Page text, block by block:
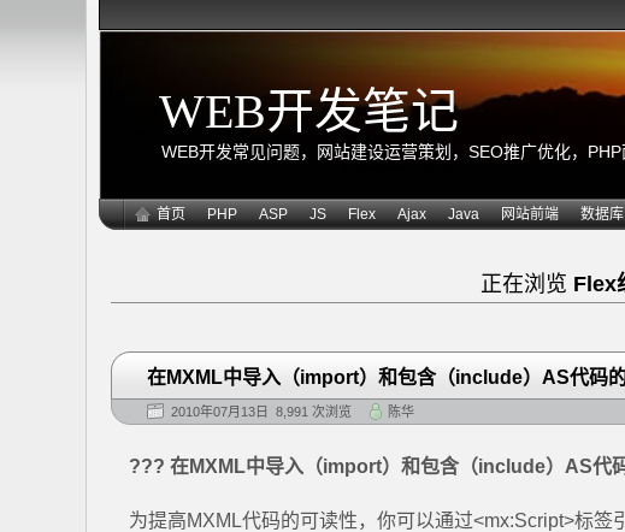
WEB开发笔记
WEB开发常见问题，网站建设运营策划，SEO推广优化，
首页 PHP ASP JS Flex Ajax Java 网站前端 数据库
正在浏览 Flex
在MXML中导入（import）和包含（include）AS代码
2010年07月13日 8,991 次浏览 陈华
??? 在MXML中导入（import）和包含（include）AS代
为提高MXML代码的可读性，你可以通过<mx:Script>标